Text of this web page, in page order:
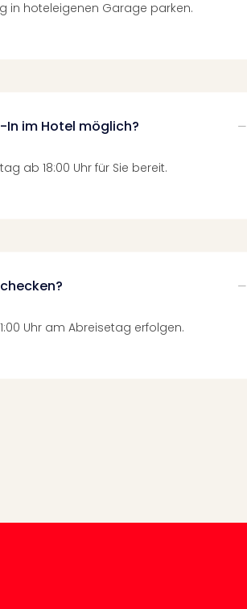
in hoteleigenen Garage parken.
im Hotel möglich?
ab 18:00 Uhr für Sie bereit.
Uhr am Abreisetag erfolgen.